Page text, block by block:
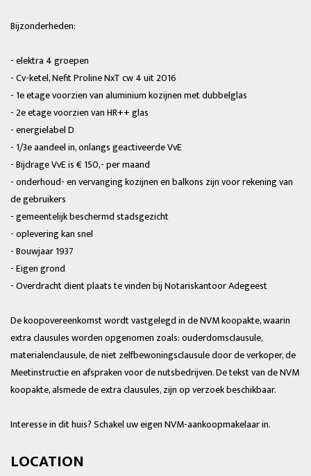
Bijzonderheden:
- elektra 4 groepen
- Cv-ketel, Nefit Proline NxT cw 4 uit 2016
- 1e etage voorzien van aluminium kozijnen met dubbelglas
- 2e etage voorzien van HR++ glas
- energielabel D
- 1/3e aandeel in, onlangs geactiveerde VvE
- Bijdrage VvE is € 150,- per maand
- onderhoud- en vervanging kozijnen en balkons zijn voor rekening van
de gebruikers
- gemeentelijk beschermd stadsgezicht
- oplevering kan snel
- Bouwjaar 1937
- Eigen grond
- Overdracht dient plaats te vinden bij Notariskantoor Adegeest
De koopovereenkomst wordt vastgelegd in de NVM koopakte, waarin
extra clausules worden opgenomen zoals: ouderdomsclausule,
materialenclausule, de niet zelfbewoningsclausule door de verkoper, de
Meetinstructie en afspraken voor de nutsbedrijven. De tekst van de NVM
koopakte, alsmede de extra clausules, zijn op verzoek beschikbaar.
Interesse in dit huis? Schakel uw eigen NVM-aankoopmakelaar in.
LOCATION